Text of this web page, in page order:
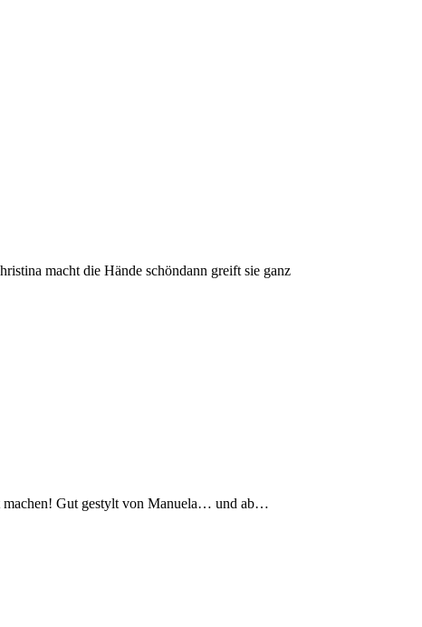
macht die Hände schöndann greift sie ganz
machen! Gut gestylt von Manuela… und ab…